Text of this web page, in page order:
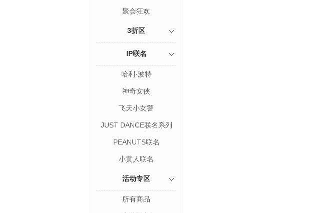
聚会狂欢
3折区
IP联名
哈利·波特
神奇女侠
飞天小女警
JUST DANCE联名系列
PEANUTS联名
小黄人联名
活动专区
所有商品